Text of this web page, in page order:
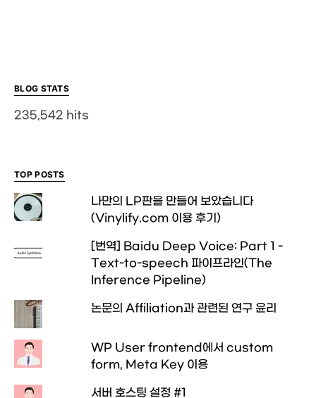
BLOG STATS
235,542 hits
TOP POSTS
나만의 LP판을 만들어 보았습니다
(Vinylify.com 이용 후기)
[번역] Baidu Deep Voice: Part 1 -
Text-to-speech 파이프라인(The
Inference Pipeline)
논문의 Affiliation과 관련된 연구 윤리
WP User frontend에서 custom
form, Meta Key 이용
서버 호스팅 설정 #1